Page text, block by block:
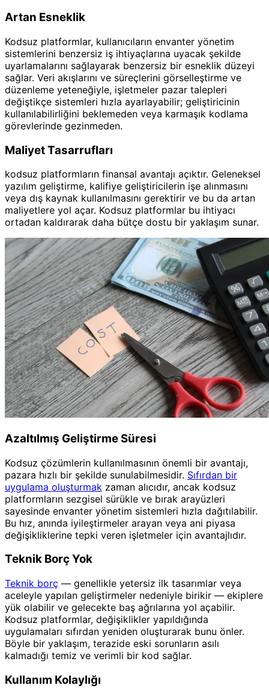
Artan Esneklik
Kodsuz platformlar, kullanıcıların envanter yönetim
sistemlerini benzersiz iş ihtiyaçlarına uyacak şekilde
uyarlamalarını sağlayarak benzersiz bir esneklik düzeyi
sağlar. Veri akışlarını ve süreçlerini görselleştirme ve
düzenleme yeteneğiyle, işletmeler pazar talepleri
değiştikçe sistemleri hızla ayarlayabilir; geliştiricinin
kullanılabilirliğini beklemeden veya karmaşık kodlama
görevlerinde gezinmeden.
Maliyet Tasarrufları
kodsuz platformların finansal avantajı açıktır. Geleneksel
yazılım geliştirme, kalifiye geliştiricilerin işe alınmasını
veya dış kaynak kullanılmasını gerektirir ve bu da artan
maliyetlere yol açar. Kodsuz platformlar bu ihtiyacı
ortadan kaldırarak daha bütçe dostu bir yaklaşım sunar.
Azaltılmış Geliştirme Süresi
Kodsuz çözümlerin kullanılmasının önemli bir avantajı,
pazara hızlı bir şekilde sunulabilmesidir. Sıfırdan bir
uygulama oluşturmak zaman alıcıdır, ancak kodsuz
platformların sezgisel sürükle ve bırak arayüzleri
sayesinde envanter yönetim sistemleri hızla dağıtılabilir.
Bu hız, anında iyileştirmeler arayan veya ani piyasa
değişikliklerine tepki veren işletmeler için avantajlıdır.
Teknik Borç Yok
Teknik borç — genellikle yetersiz ilk tasarımlar veya
aceleyle yapılan geliştirmeler nedeniyle birikir — ekiplere
yük olabilir ve gelecekte baş ağrılarına yol açabilir.
Kodsuz platformlar, değişiklikler yapıldığında
uygulamaları sıfırdan yeniden oluşturarak bunu önler.
Böyle bir yaklaşım, terazide eski sorunların asılı
kalmadığı temiz ve verimli bir kod sağlar.
Kullanım Kolaylığı